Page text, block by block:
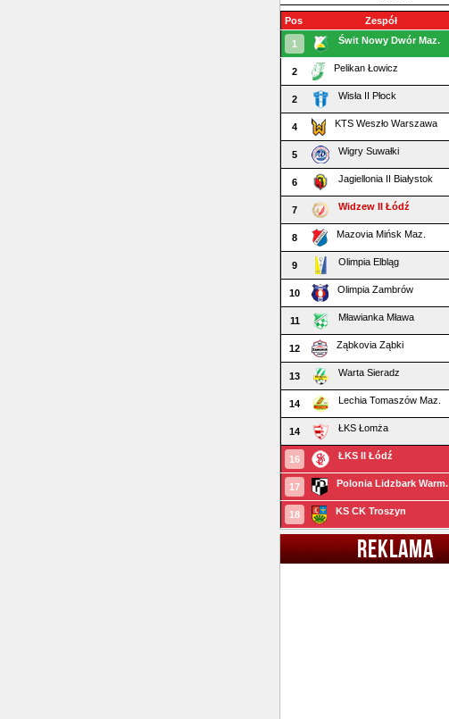
Pos Zespół
1 Świt Nowy Dwór Maz.
2 Pelikan Łowicz
2 Wisła II Płock
4 KTS Weszło Warszawa
5 Wigry Suwałki
6 Jagiellonia II Białystok
7 Widzew II Łódź
8 Mazovia Mińsk Maz.
9 Olimpia Elbląg
10 Olimpia Zambrów
11 Mławianka Mława
12 Ząbkovia Ząbki
13 Warta Sieradz
14 Lechia Tomaszów Maz.
14 ŁKS Łomża
16 ŁKS II Łódź
17 Polonia Lidzbark Warm.
18 KS CK Troszyn
REKLAMA